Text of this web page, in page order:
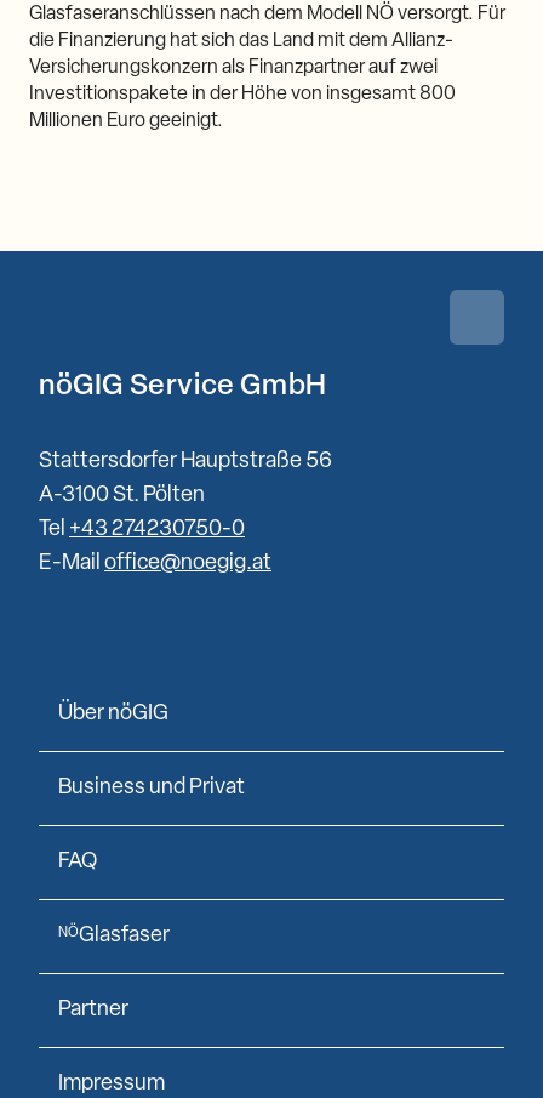
Glasfaseranschlüssen nach dem Modell NÖ versorgt. Für
die Finanzierung hat sich das Land mit dem Allianz-
Versicherungskonzern als Finanzpartner auf zwei
Investitionspakete in der Höhe von insgesamt 800
Millionen Euro geeinigt.
nöGIG Service GmbH
Stattersdorfer Hauptstraße 56
A-3100 St. Pölten
Tel +43 274230750-0
E-Mail office@noegig.at
Über nöGIG
Business und Privat
FAQ
NÖGlasfaser
Partner
Impressum